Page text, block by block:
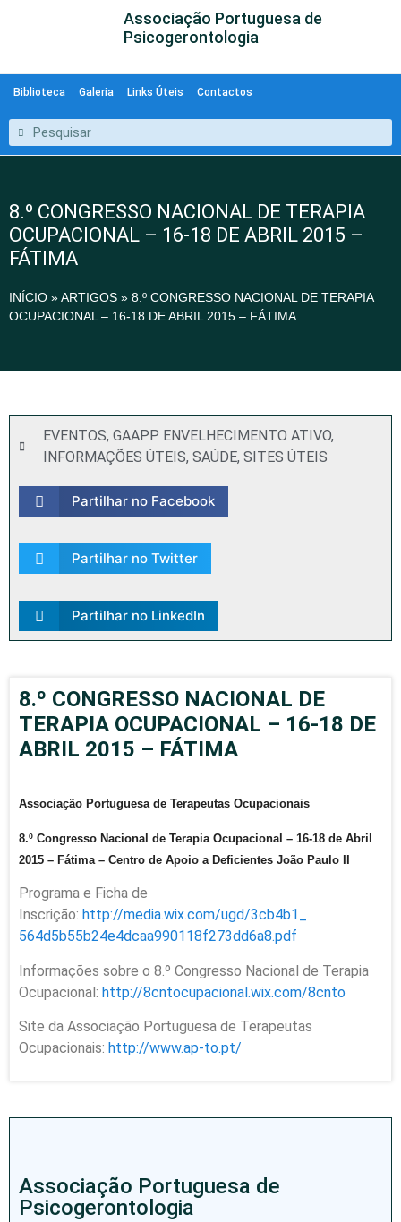
Associação Portuguesa de
Psicogerontologia
Biblioteca Galeria Links Úteis Contactos
8.º CONGRESSO NACIONAL DE TERAPIA
OCUPACIONAL – 16-18 DE ABRIL 2015 –
FÁTIMA
INÍCIO »ARTIGOS » 8.º CONGRESSO NACIONAL DE TERAPIA
OCUPACIONAL – 16-18 DE ABRIL 2015 – FÁTIMA
EVENTOS, GAAPP ENVELHECIMENTO ATIVO,
INFORMAÇÕES ÚTEIS, SAÚDE, SITES ÚTEIS
Partilhar no Facebook
Partilhar no Twitter
Partilhar no LinkedIn
8.º CONGRESSO NACIONAL DE
TERAPIA OCUPACIONAL – 16-18 DE
ABRIL 2015 – FÁTIMA
Associação Portuguesa de Terapeutas Ocupacionais
8.º Congresso Nacional de Terapia Ocupacional – 16-18 de Abril
2015 – Fátima – Centro de Apoio a Deficientes João Paulo II
Programa e Ficha de
Inscrição: http://media.wix.com/ugd/3cb4b1_
564d5b55b24e4dcaa990118f273dd6a8.pdf
Informações sobre o 8.º Congresso Nacional de Terapia
Ocupacional: http://8cntocupacional.wix.com/8cnto
Site da Associação Portuguesa de Terapeutas
Ocupacionais: http://www.ap-to.pt/
Associação Portuguesa de
Psicogerontologia